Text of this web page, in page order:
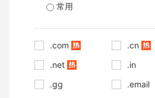
常用
.com
.cn
.net
.in
.gg
.email